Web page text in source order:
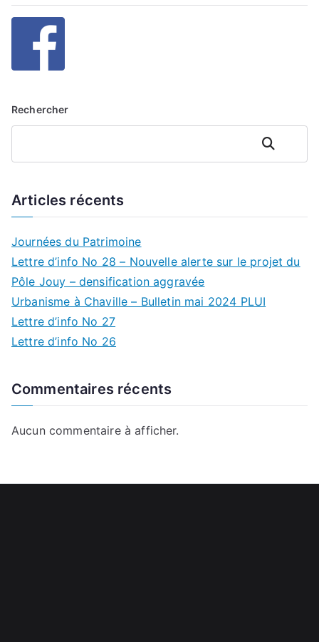
Rechercher
Rechercher
Articles récents
Journées du Patrimoine
Lettre d’info No 28 – Nouvelle alerte sur le projet du
Pôle Jouy – densification aggravée
Urbanisme à Chaville – Bulletin mai 2024 PLUI
Lettre d’info No 27
Lettre d’info No 26
Commentaires récents
Aucun commentaire à afficher.